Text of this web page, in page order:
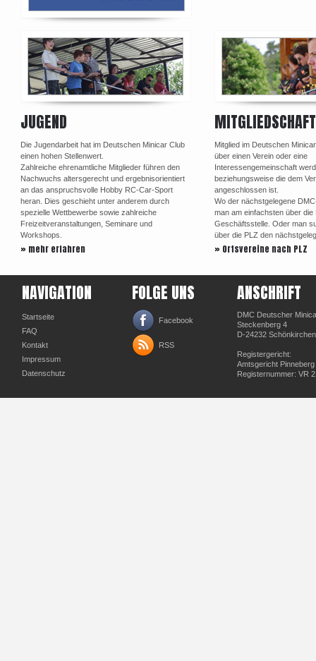
JUGEND
Die Jugendarbeit hat im Deutschen Minicar Club
einen hohen Stellenwert.
Zahlreiche ehrenamtliche Mitglieder führen den
Nachwuchs altersgerecht und ergebnisorientiert
an das anspruchsvolle Hobby RC-Car-Sport
heran. Dies geschieht unter anderem durch
spezielle Wettbewerbe sowie zahlreiche
Freizeitveranstaltungen, Seminare und
Workshops.
» mehr erfahren
MITGLIEDSCHAFT
Mitglied im Deutschen
über einen Verein oder eine
Interessengemeinschaft
beziehungsweise die dem
angeschlossen ist.
Wo der nächstgelegene
man am einfachsten über die
Geschäftsstelle. Oder man
über die PLZ den
» Ortsvereine nach PLZ
NAVIGATION
Startseite
FAQ
Kontakt
Impressum
Datenschutz
FOLGE UNS
Facebook
RSS
ANSCHRIFT
DMC Deutscher
Steckenberg 4
D-24232 Schönkirchen
Registergericht:
Amtsgericht Pinneberg
Registernummer: VR